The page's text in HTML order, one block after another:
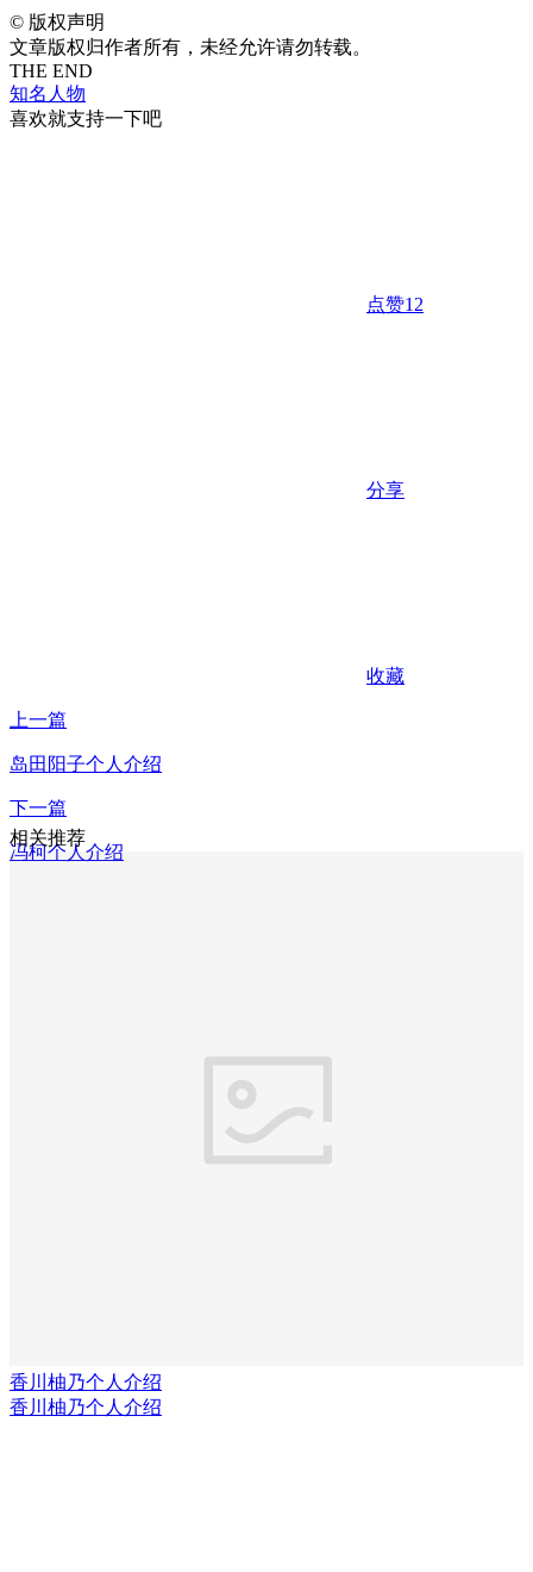
© 版权声明
文章版权归作者所有，未经允许请勿转载。
THE END
知名人物
喜欢就支持一下吧
点赞12
分享
收藏
上一篇
岛田阳子个人介绍
下一篇
冯柯个人介绍
相关推荐
香川柚乃个人介绍
香川柚乃个人介绍